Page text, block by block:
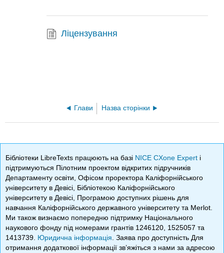
Ліцензування
Глави Назва сторінки
Бібліотеки LibreTexts працюють на базі NICE CXone Expert і
підтримуються Пілотним проектом відкритих підручників
Департаменту освіти, Офісом проректора Каліфорнійського
університету в Девісі, Бібліотекою Каліфорнійського
університету в Девісі, Програмою доступних рішень для
навчання Каліфорнійського державного університету та Merlot.
Ми також визнаємо попередню підтримку Національного
наукового фонду під номерами грантів 1246120, 1525057 та
1413739. Юридична інформація . Заява про доступність Для
отримання додаткової інформації зв’яжіться з нами за адресою